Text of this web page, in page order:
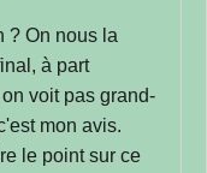
? On nous la
à part
voit pas grand-
mon avis.
le point sur ce